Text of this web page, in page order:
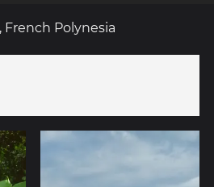
French Polynesia